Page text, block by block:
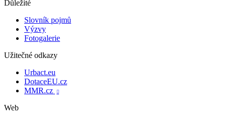
Důležité
Slovník pojmů
Výzvy
Fotogalerie
Užitečné odkazy
Urbact.eu
DotaceEU.cz
MMR.cz

Web